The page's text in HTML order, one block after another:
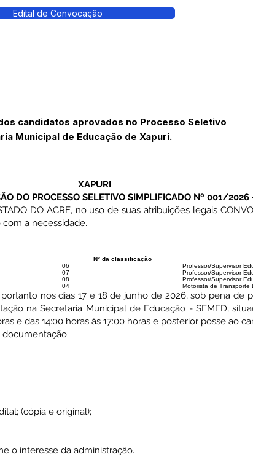
Edital de Convocação
candidatos aprovados no Processo Seletivo
Municipal de Educação de Xapuri.
XAPURI
DO PROCESSO SELETIVO SIMPLIFICADO Nº 001/
DO ACRE, no uso de suas atribuições legais
a necessidade.
N° da classificação
06
Professor/Supervisor
07
Professor/Supervisor
08
Professor/Supervisor
04 Motorista de Transporte
nos dias 17 e 18 de junho de 2026, sob pena de
na Secretaria Municipal de Educação - SEMED,
e das 14:00 horas às 17:00 horas e posterior posse ao
documentação:
(cópia e original);
o interesse da administração.